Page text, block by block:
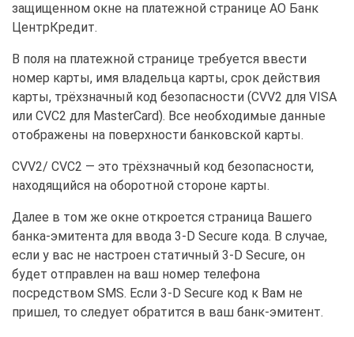
защищенном окне на платежной странице АО Банк
ЦентрКредит.
В поля на платежной странице требуется ввести
номер карты, имя владельца карты, срок действия
карты, трёхзначный код безопасности (CVV2 для VISA
или CVC2 для MasterCard). Все необходимые данные
отображены на поверхности банковской карты.
CVV2/ CVC2 — это трёхзначный код безопасности,
находящийся на оборотной стороне карты.
Далее в том же окне откроется страница Вашего
банка-эмитента для ввода 3-D Secure кода. В случае,
если у вас не настроен статичный 3-D Secure, он
будет отправлен на ваш номер телефона
посредством SMS. Если 3-D Secure код к Вам не
пришел, то следует обратится в ваш банк-эмитент.